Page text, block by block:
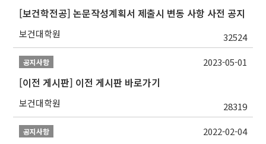
[보건학전공] 논문작성계획서 제출시 변동 사항 사전 공지
보건대학원 32524
공지사항
[이전 게시판] 이전 게시판 바로가기
보건대학원 28319
2023-05-01
공지사항 2022-02-04